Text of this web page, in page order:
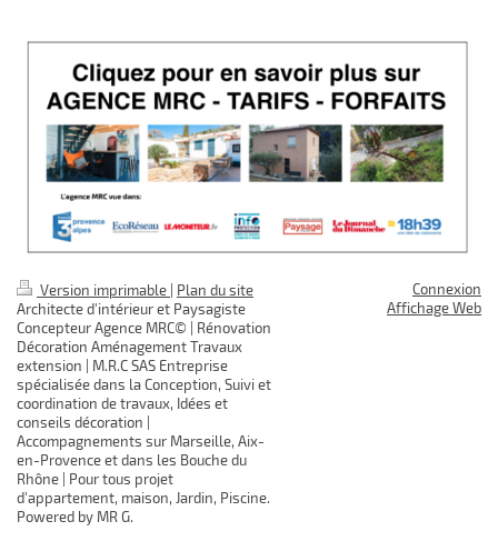
Version imprimable
Plan du site
Architecte d'intérieur et Paysagiste
Concepteur Agence MRC© | Rénovation
Décoration Aménagement Travaux
extension | M.R.C SAS Entreprise
spécialisée dans la Conception, Suivi et
coordination de travaux, Idées et
conseils décoration |
Accompagnements sur Marseille, Aix-
en-Provence et dans les Bouche du
Rhône | Pour tous projet
d'appartement, maison, Jardin, Piscine.
Powered by MR G.
Connexion
Affichage Web